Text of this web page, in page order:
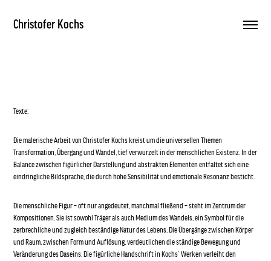
Christofer Kochs
Texte:
Die malerische Arbeit von Christofer Kochs kreist um die universellen Themen
Transformation, Übergang und Wandel, tief verwurzelt in der menschlichen Existenz. In der
Balance zwischen figürlicher Darstellung und abstrakten Elementen entfaltet sich eine
eindringliche Bildsprache, die durch hohe Sensibilität und emotionale Resonanz besticht.
Die menschliche Figur – oft nur angedeutet, manchmal fließend – steht im Zentrum der
Kompositionen. Sie ist sowohl Träger als auch Medium des Wandels, ein Symbol für die
zerbrechliche und zugleich beständige Natur des Lebens. Die Übergänge zwischen Körper
und Raum, zwischen Form und Auflösung, verdeutlichen die ständige Bewegung und
Veränderung des Daseins. Die figürliche Handschrift in Kochs` Werken verleiht den